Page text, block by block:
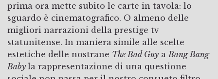
prima ora mette subito le carte in tavola: lo
sguardo è cinematografico. O almeno delle
migliori narrazioni della prestige tv
statunitense. In maniera simile alle scelte
estetiche delle nostrane The Bad Guy a Bang Bang
Baby la rappresentazione di una questione